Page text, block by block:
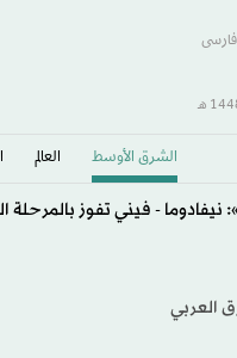
فارسى
الشرق الأوسط​ العالم
- فيني تفوز بالمرحلة
العربي